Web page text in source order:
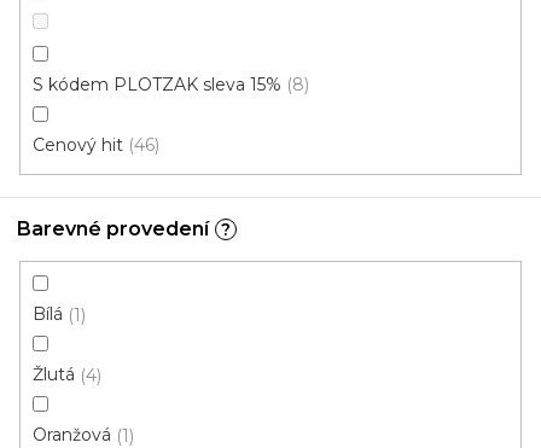
Instituce aj.
Řadit podle:
ZAVŘÍT FILTR
S kódem PLOTZAK sleva 15% 8
Cenový hit 46
Barevné provedení ?
Bílá 1
Žlutá 4
Oranžová 1
V
ý
p